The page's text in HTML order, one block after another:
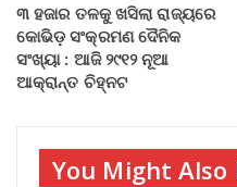
୩ ହଜାର ତଳକୁ ଖସିଲା ରାଜ୍ୟରେ
କୋଭିଡ଼ ସଂକ୍ରମଣ ଦୈନିକ
ସଂଖ୍ୟା : ଆଜି ୨୯୧୨ ନୂଆ
ଆକ୍ରାନ୍ତ ଚିହ୍ନଟ
You Might Also